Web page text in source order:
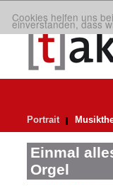
Cookies helfen uns
einverstanden, dass
Portrait
Einmal
Orgel